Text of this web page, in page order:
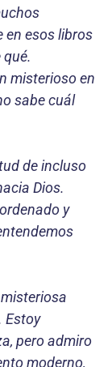
en esos libros
misterioso en
sabe cuál
de incluso
Dios.
y
Estoy
pero admiro
moderno,